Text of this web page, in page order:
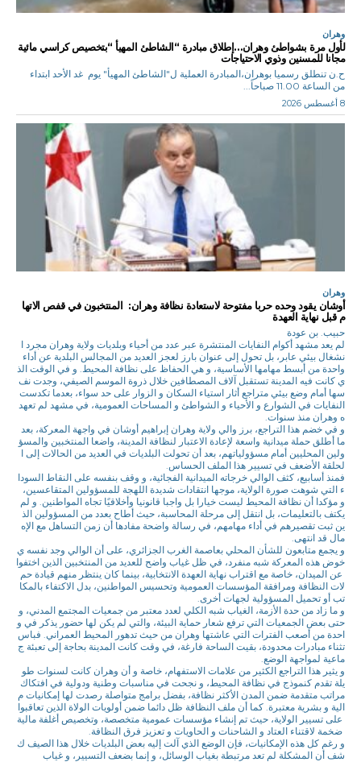
وهران
لأول مرة بشواطئ وهران…إطلاق مبادرة “الشاطئ المهيأ “بتخصيص كراسي مائية
مجانا للمسنين وذوي الاحتياجات
ح.ن تنطلق رسميا بوهران،المبادرة العملية ل"الشاطئ المهيأ" يوم غد الأحد ابتداء
من الساعة 11.00 صباحاً...
8 أغسطس 2026
وهران
أوشان يقود وحده حربا مفتوحة لاستعادة نظافة وهران: المنتخبون في قفص الاتها
م قبل نهاية العهدة
حبيب. بن عودة
لم يعد مشهد أكوام النفايات المنتشرة عبر عدد من أحياء وبلديات ولاية وهران مجرد ا
نشغال بيئي عابر، بل تحول إلى عنوان بارز لعجز العديد من المجالس البلدية عن أداء
واحدة من أبسط مهامها الأساسية، و هي الحفاظ على نظافة المحيط. و في الوقت الذ
ي كانت فيه المدينة تستقبل آلاف المصطافين خلال ذروة الموسم الصيفي، وجدت نف
سها أمام وضع بيئي متراجع أثار استياء السكان و الزوار على حد سواء، بعدما تكدست
النفايات في الشوارع و الأحياء و الشواطئ و المساحات العمومية، في مشهد لم تعهد
ه وهران منذ سنوات.
و في خضم هذا التراجع، برز والي ولاية وهران إبراهيم أوشان في واجهة المعركة، بعد
ما أطلق حملة ميدانية واسعة لإعادة الاعتبار لنظافة المدينة، واضعا المنتخبين والمسؤ
ولين المحليين أمام مسؤولياتهم، بعد أن تحولت البلديات في العديد من الحالات إلى ا
لحلقة الأضعف في تسيير هذا الملف الحساس.
فمنذ أسابيع، كثف الوالي خرجاته الميدانية الفجائية، و وقف بنفسه على النقاط السودا
ء التي شوهت صورة الولاية، موجها انتقادات شديدة اللهجة للمسؤولين المتقاعسين،
و مؤكدا أن نظافة المحيط ليست خيارا بل واجبا قانونيا وأخلاقيًا تجاه المواطنين. و لم
يكتف بالتعليمات، بل انتقل إلى مرحلة المحاسبة، حيث أطاح بعدد من المسؤولين الذ
ين ثبت تقصيرهم في أداء مهامهم، في رسالة واضحة مفادها أن زمن التساهل مع الإه
مال قد انتهى.
و يجمع متابعون للشأن المحلي بعاصمة الغرب الجزائري، على أن الوالي وجد نفسه ي
خوض هذه المعركة شبه منفرد، في ظل غياب واضح للعديد من المنتخبين الذين اختفوا
عن الميدان، خاصة مع اقتراب نهاية العهدة الانتخابية، بينما كان ينتظر منهم قيادة حم
لات النظافة ومرافقة المؤسسات العمومية وتحسيس المواطنين، بدل الاكتفاء بالمكا
تب أو تحميل المسؤولية لجهات أخرى.
و ما زاد من حدة الأزمة، الغياب شبه الكلي لعدد معتبر من جمعيات المجتمع المدني، و
حتى بعض الجمعيات التي ترفع شعار حماية البيئة، والتي لم يكن لها حضور يذكر في و
احدة من أصعب الفترات التي عاشتها وهران من حيث تدهور المحيط العمراني. فباس
تثناء مبادرات محدودة، بقيت الساحة فارغة، في وقت كانت المدينة بحاجة إلى تعبئة ج
ماعية لمواجهة الوضع.
و يثير هذا التراجع الكثير من علامات الاستفهام، خاصة و أن وهران كانت لسنوات طو
يلة تقدم كنموذج في نظافة المحيط، و نجحت في مناسبات وطنية ودولية في افتكاك
مراتب متقدمة ضمن المدن الأكثر نظافة، بفضل برامج متواصلة رصدت لها إمكانيات م
الية و بشرية معتبرة. كما أن ملف النظافة ظل دائما ضمن أولويات الولاة الذين تعاقبوا
على تسيير الولاية، حيث تم إنشاء مؤسسات عمومية متخصصة، وتخصيص أغلفة مالية
ضخمة لاقتناء العتاد و الشاحنات و الحاويات و تعزيز فرق النظافة.
و رغم كل هذه الإمكانيات، فإن الوضع الذي آلت إليه بعض البلديات خلال هذا الصيف ك
شف أن المشكلة لم تعد مرتبطة بغياب الوسائل، و إنما بضعف التسيير، و غياب